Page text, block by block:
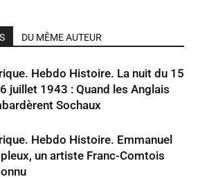
DU MÊME AUTEUR
Hebdo Histoire. La nuit du 15
juillet 1943 : Quand les Anglais
Sochaux
Hebdo Histoire. Emmanuel
un artiste Franc-Comtois